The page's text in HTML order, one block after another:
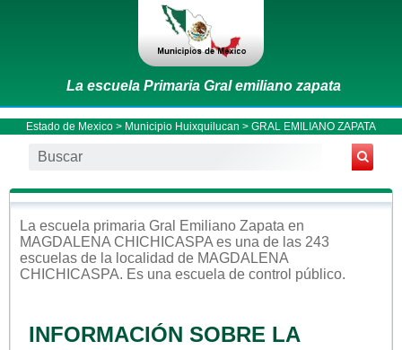
La escuela Primaria Gral emiliano zapata
Estado de Mexico > Municipio Huixquilucan > GRAL EMILIANO ZAPATA
La escuela primaria Gral Emiliano Zapata en
MAGDALENA CHICHICASPA es una de las 243
escuelas de la localidad de MAGDALENA
CHICHICASPA. Es una escuela de control público.
INFORMACIÓN SOBRE LA